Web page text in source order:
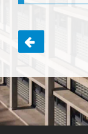
Navigazione
articoli